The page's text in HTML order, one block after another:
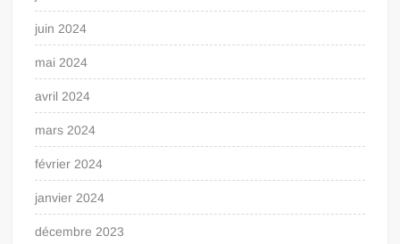
juin 2024
mai 2024
avril 2024
mars 2024
février 2024
janvier 2024
décembre 2023